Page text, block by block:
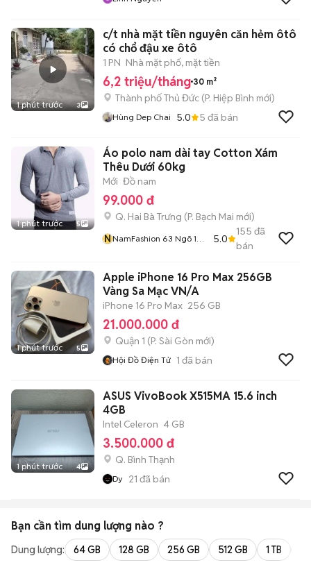
1 phút trước 3
c/t nhà mặt tiền nguyên căn hẻm ôtô
có chổ đậu xe ôtô
1 PN Nhà mặt phố, mặt tiền
6,2 triệu/tháng 30 m²
Thành phố Thủ Đức (P. Hiệp Bình mới)
Hùng Dep Chai 5.0 5 đã bán
1 phút trước 5
Áo polo nam dài tay Cotton Xám
Thêu Dưới 60kg
Mới Đồ nam
99.000 đ
Q. Hai Bà Trưng (P. Bạch Mai mới)
NNamFashion 63 Ngõ 105
5.0
155 đã
bán
1 phút trước 5
Apple iPhone 16 Pro Max 256GB
Vàng Sa Mạc VN/A
iPhone 16 Pro Max 256 GB
21.000.000 đ
Quận 1 (P. Sài Gòn mới)
Hội Đồ Điện Tử 1 đã bán
1 phút trước 4
ASUS VivoBook X515MA 15.6 inch
4GB
Intel Celeron 4 GB
3.500.000 đ
Q. Bình Thạnh
Dy 21 đã bán
Bạn cần tìm dung lượng nào ?
Dung lượng: 64 GB 128 GB 256 GB 512 GB 1 TB